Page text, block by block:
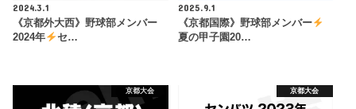
2024.3.1
《京都外大西》野球部メンバー
2024年
セ…
2025.9.1
《京都国際》野球部メンバー
夏の甲子園20…
京都大会 京都大会